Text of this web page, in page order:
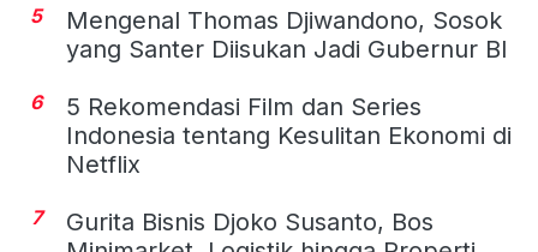
5
Mengenal Thomas Djiwandono, Sosok
yang Santer Diisukan Jadi Gubernur BI
6
5 Rekomendasi Film dan Series
Indonesia tentang Kesulitan Ekonomi di
Netflix
7
Gurita Bisnis Djoko Susanto, Bos